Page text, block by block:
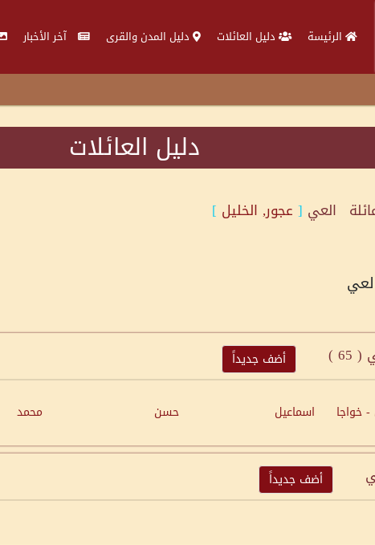
الرئيسة دليل العائلات دليل المدن والقرى آخر الأخبار
دليل العائلات
العي [ عجور, الخليل ]
(
65
) أضف جديداً
خواجا اسماعيل حسن محمد
أضف جديداً